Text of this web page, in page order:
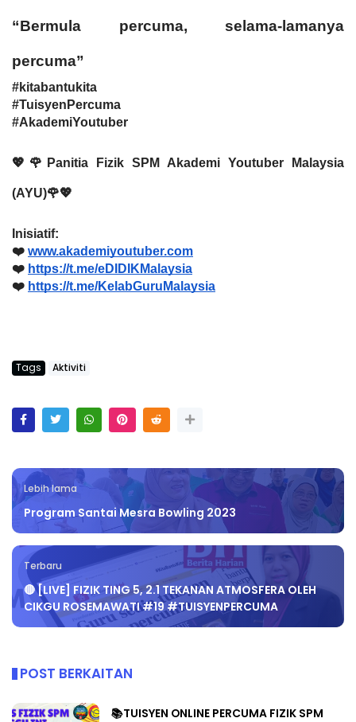
“Bermula percuma, selama-lamanya
percuma”
#kitabantukita
#TuisyenPercuma
#AkademiYoutuber
💖🌹Panitia Fizik SPM Akademi Youtuber Malaysia
(AYU)🌹💖
Inisiatif:
❤️ www.akademiyoutuber.com
❤️ https://t.me/eDIDIKMalaysia
❤️ https://t.me/KelabGuruMalaysia
Tags Aktiviti
Lebih lama
Program Santai Mesra Bowling 2023
Terbaru
🔴 [LIVE] FIZIK TING 5, 2.1 TEKANAN ATMOSFERA OLEH
CIKGU ROSEMAWATI #19 #TUISYENPERCUMA
POST BERKAITAN
📚TUISYEN ONLINE PERCUMA FIZIK SPM